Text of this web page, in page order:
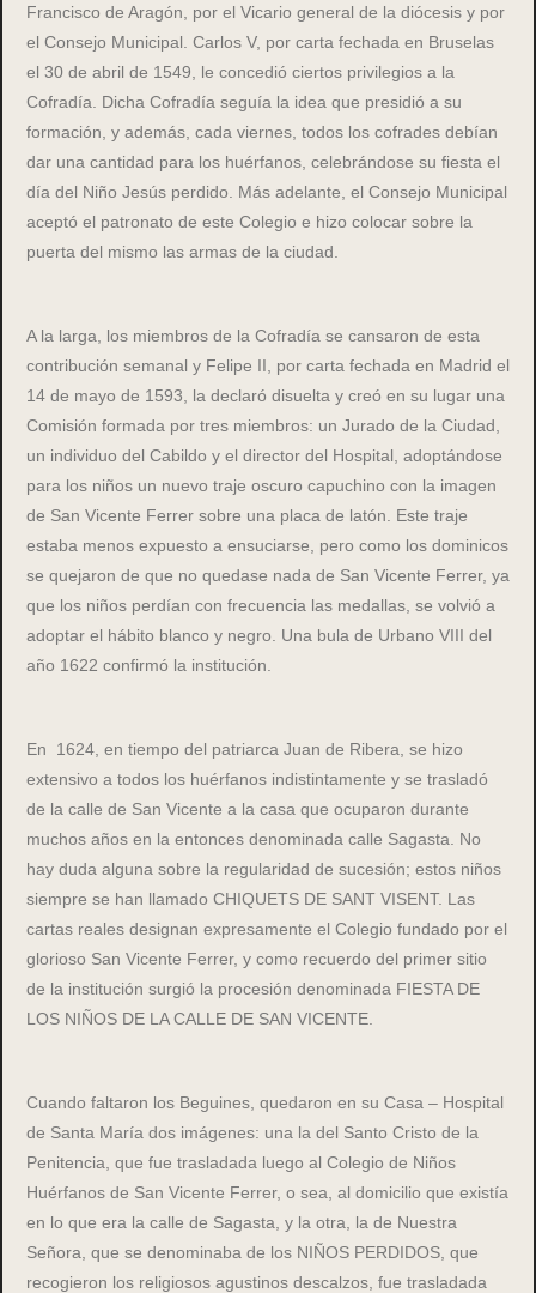
Francisco de Aragón, por el Vicario general de la diócesis y por
el Consejo Municipal. Carlos V, por carta fechada en Bruselas
el 30 de abril de 1549, le concedió ciertos privilegios a la
Cofradía. Dicha Cofradía seguía la idea que presidió a su
formación, y además, cada viernes, todos los cofrades debían
dar una cantidad para los huérfanos, celebrándose su fiesta el
día del Niño Jesús perdido. Más adelante, el Consejo Municipal
aceptó el patronato de este Colegio e hizo colocar sobre la
puerta del mismo las armas de la ciudad.
A la larga, los miembros de la Cofradía se cansaron de esta
contribución semanal y Felipe II, por carta fechada en Madrid el
14 de mayo de 1593, la declaró disuelta y creó en su lugar una
Comisión formada por tres miembros: un Jurado de la Ciudad,
un individuo del Cabildo y el director del Hospital, adoptándose
para los niños un nuevo traje oscuro capuchino con la imagen
de San Vicente Ferrer sobre una placa de latón. Este traje
estaba menos expuesto a ensuciarse, pero como los dominicos
se quejaron de que no quedase nada de San Vicente Ferrer, ya
que los niños perdían con frecuencia las medallas, se volvió a
adoptar el hábito blanco y negro. Una bula de Urbano VIII del
año 1622 confirmó la institución.
En 1624, en tiempo del patriarca Juan de Ribera, se hizo
extensivo a todos los huérfanos indistintamente y se trasladó
de la calle de San Vicente a la casa que ocuparon durante
muchos años en la entonces denominada calle Sagasta. No
hay duda alguna sobre la regularidad de sucesión; estos niños
siempre se han llamado CHIQUETS DE SANT VISENT. Las
cartas reales designan expresamente el Colegio fundado por el
glorioso San Vicente Ferrer, y como recuerdo del primer sitio
de la institución surgió la procesión denominada FIESTA DE
LOS NIÑOS DE LA CALLE DE SAN VICENTE.
Cuando faltaron los Beguines, quedaron en su Casa – Hospital
de Santa María dos imágenes: una la del Santo Cristo de la
Penitencia, que fue trasladada luego al Colegio de Niños
Huérfanos de San Vicente Ferrer, o sea, al domicilio que existía
en lo que era la calle de Sagasta, y la otra, la de Nuestra
Señora, que se denominaba de los NIÑOS PERDIDOS, que
recogieron los religiosos agustinos descalzos, fue trasladada